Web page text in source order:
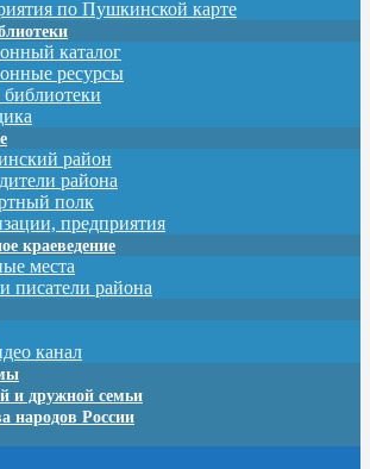
по Пушкинской карте
каталог
ресурсы
район
района
полк
предприятия
краеведение
места
писатели района
канал
и дружной семьи
народов России